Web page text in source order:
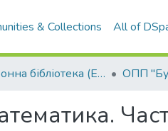
& Collections All of
Електронна бібліотека (E-Book)